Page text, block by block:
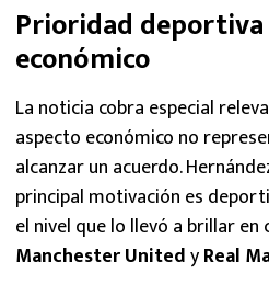
Prioridad
económico
La noticia cobra especial
aspecto económico no
alcanzar un acuerdo.
principal motivación es
el nivel que lo llevó a brillar
Manchester UnitedyReal